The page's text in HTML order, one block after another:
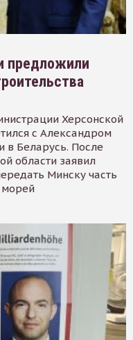
предложили
Херсонской
с Александром
в Беларусь. После
области заявил
Минску часть
морей